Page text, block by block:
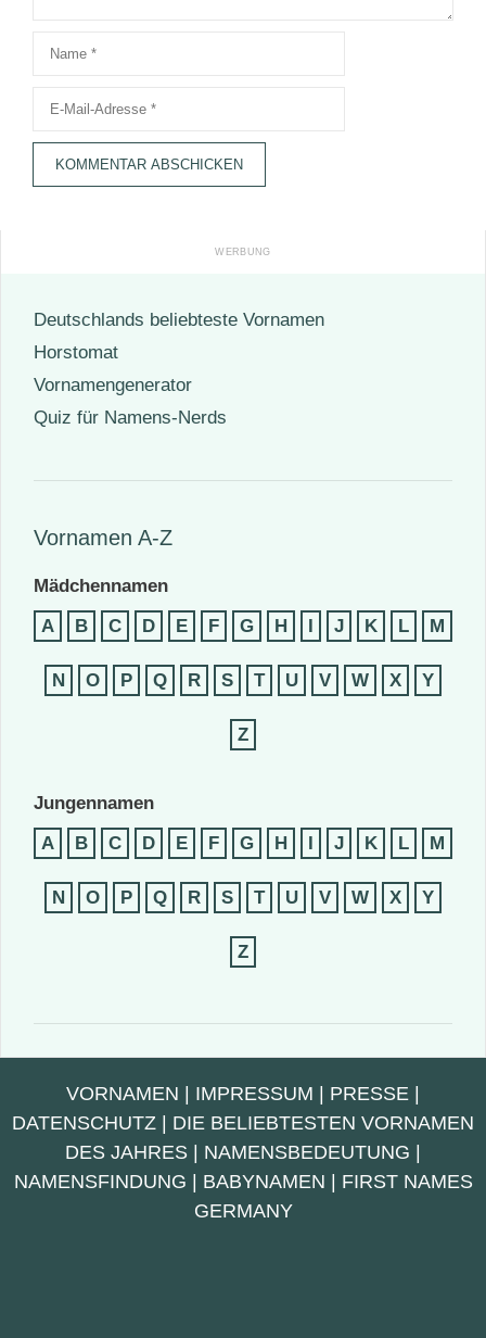
Name
Deutschlands beliebteste Vornamen
Horstomat
Vornamengenerator
Quiz für Namens-Nerds
Vornamen A-Z
Mädchennamen
A
B C D E F G H I J K L M
N O P Q R S T U V W X Y
Z
Jungennamen
A
B C D E F G H I J K L M
N O P Q R S T U V W X Y
Z
VORNAMEN | IMPRESSUM | PRESSE |
DATENSCHUTZ | DIE BELIEBTESTEN VORNAMEN
DES JAHRES | NAMENSBEDEUTUNG |
NAMENSFINDUNG | BABYNAMEN | FIRST NAMES
GERMANY